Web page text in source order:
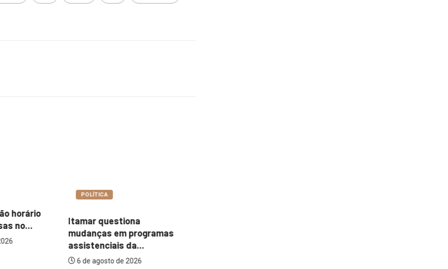
da...
COTIDIANO
Abordagem social à
população em situação
de...
6 de agosto de 2026